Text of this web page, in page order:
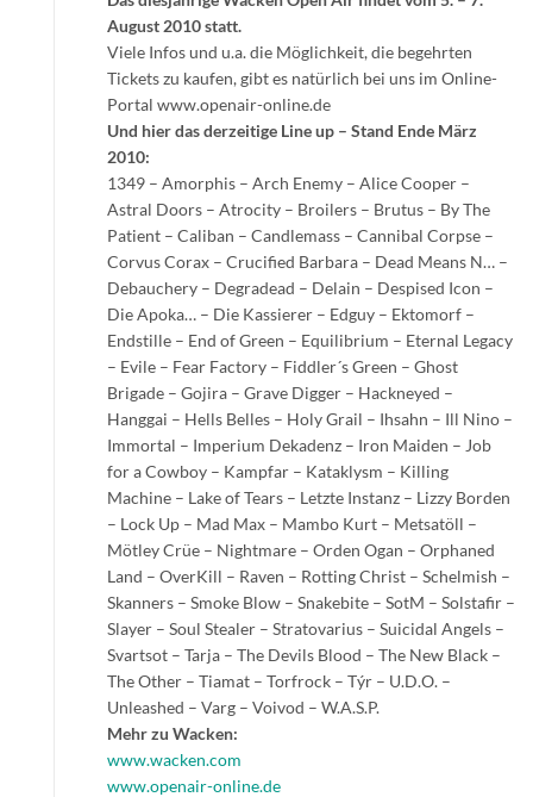
August 2010 statt.
Viele Infos und u.a. die Möglichkeit, die begehrten
Tickets zu kaufen, gibt es natürlich bei uns im Online-
Portal www.openair-online.de
Und hier das derzeitige Line up – Stand Ende März
2010:
1349 – Amorphis – Arch Enemy – Alice Cooper –
Astral Doors – Atrocity – Broilers – Brutus – By The
Patient – Caliban – Candlemass – Cannibal Corpse –
Corvus Corax – Crucified Barbara – Dead Means N… –
Debauchery – Degradead – Delain – Despised Icon –
Die Apoka… – Die Kassierer – Edguy – Ektomorf –
Endstille – End of Green – Equilibrium – Eternal Legacy
– Evile – Fear Factory – Fiddler´s Green – Ghost
Brigade – Gojira – Grave Digger – Hackneyed –
Hanggai – Hells Belles – Holy Grail – Ihsahn – Ill Nino –
Immortal – Imperium Dekadenz – Iron Maiden – Job
for a Cowboy – Kampfar – Kataklysm – Killing
Machine – Lake of Tears – Letzte Instanz – Lizzy Borden
– Lock Up – Mad Max – Mambo Kurt – Metsatöll –
Mötley Crüe – Nightmare – Orden Ogan – Orphaned
Land – OverKill – Raven – Rotting Christ – Schelmish –
Skanners – Smoke Blow – Snakebite – SotM – Solstafir –
Slayer – Soul Stealer – Stratovarius – Suicidal Angels –
Svartsot – Tarja – The Devils Blood – The New Black –
The Other – Tiamat – Torfrock – Týr – U.D.O. –
Unleashed – Varg – Voivod – W.A.S.P.
Mehr zu Wacken:
www.wacken.com
www.openair-online.de